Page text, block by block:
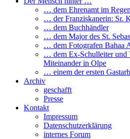
… dem Ehrenamt im
… der Franziskanerin: Sr.
… dem Buchhändler
… dem Major des St.
… dem Fotografen Bahaa
… dem Ex-Schulleiter und
Miteinander in Olpe
… einem der ersten
Archiv
geschafft
Presse
Kontakt
Impressum
Datenschutzerklärung
internes Forum